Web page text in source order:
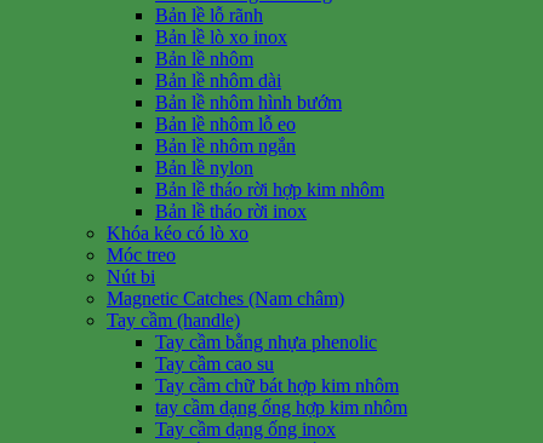
Bản lề lỗ rãnh
Bản lề lò xo inox
Bản lề nhôm
Bản lề nhôm dài
Bản lề nhôm hình bướm
Bản lề nhôm lỗ eo
Bản lề nhôm ngắn
Bản lề nylon
Bản lề tháo rời hợp kim nhôm
Bản lề tháo rời inox
Khóa kéo có lò xo
Móc treo
Nút bi
Magnetic Catches (Nam châm)
Tay cầm (handle)
Tay cầm bằng nhựa phenolic
Tay cầm cao su
Tay cầm chữ bát hợp kim nhôm
tay cầm dạng ống hợp kim nhôm
Tay cầm dạng ống inox